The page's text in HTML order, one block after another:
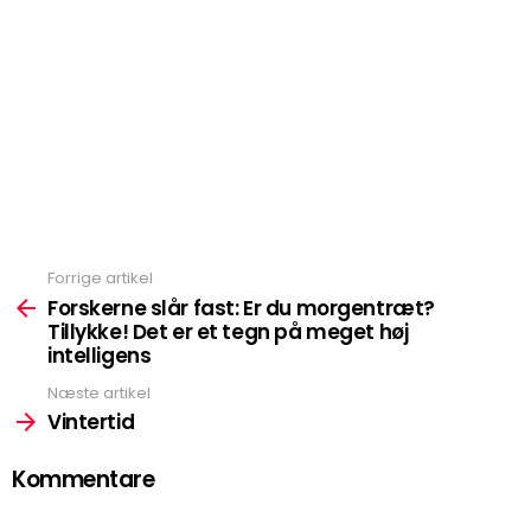
mere
Forrige artikel
Forskerne slår fast: Er du morgentræt?
Tillykke! Det er et tegn på meget høj
intelligens
Næste artikel
Vintertid
Kommentare